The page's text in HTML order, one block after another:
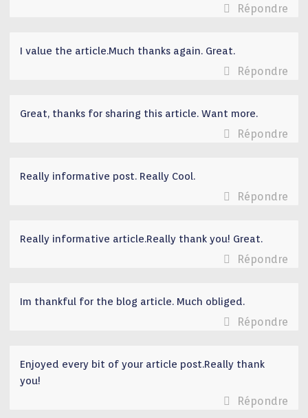
Répondre
I value the article.Much thanks again. Great.
Répondre
Great, thanks for sharing this article. Want more.
Répondre
Really informative post. Really Cool.
Répondre
Really informative article.Really thank you! Great.
Répondre
Im thankful for the blog article. Much obliged.
Répondre
Enjoyed every bit of your article post.Really thank
you!
Répondre